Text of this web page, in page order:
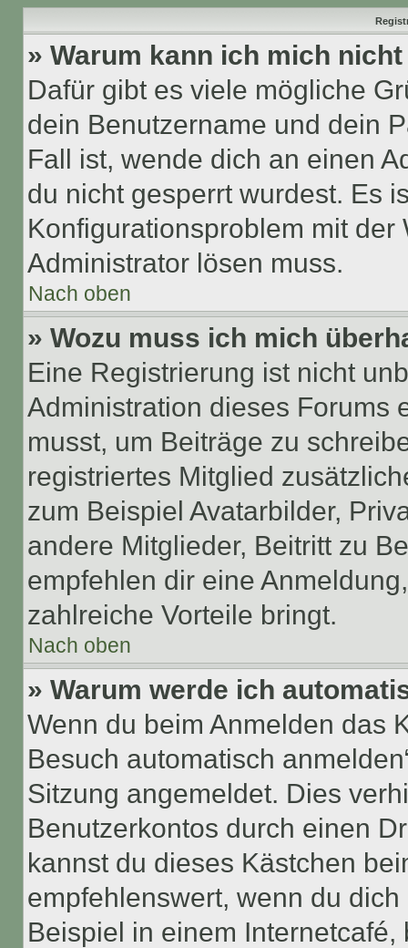
» Warum kann ich mich
Dafür gibt es viele mögliche
dein Benutzername und dein
Fall ist, wende dich an einen
du nicht gesperrt wurdest. Es
Konfigurationsproblem mit
Administrator lösen muss.
Nach oben
» Wozu muss ich mich
Eine Registrierung ist nicht
Administration dieses Forums
musst, um Beiträge zu
registriertes Mitglied
zum Beispiel Avatarbilder,
andere Mitglieder, Beitritt zu
empfehlen dir eine
zahlreiche Vorteile bringt.
Nach oben
» Warum werde ich
Wenn du beim Anmelden das
Besuch automatisch
Sitzung angemeldet. Dies
Benutzerkontos durch einen
kannst du dieses Kästchen
empfehlenswert, wenn du
Beispiel in einem